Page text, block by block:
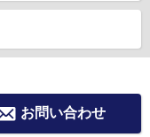
お問い合わせ